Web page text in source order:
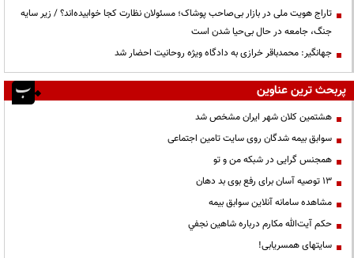
تاراج هویت ملی در بازار بی‌صاحب پوشاک؛ مسئولان نظارت کجا خوابیده‌اند؟ / زیر سایه
جنگ، جامعه در حال بی‌حیا شدن است
جهانگیر: محمدباقر خرازی به دادگاه ویژه روحانیت احضار شد
پربحث ترین عناوین
هشتمین کلان شهر ایران مشخص شد
سوابق بیمه شدگان روی سایت تامین اجتماعی
همجنس گرایی در شبکه من و تو
13 توصیه آسان برای رفع بوی بد دهان
مشاهده سامانه آنلاين سوابق بیمه
حكم آيت‌الله مكارم درباره شاهين نجفي
سایتهای همسریابی!